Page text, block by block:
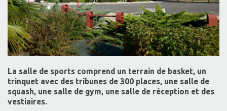
La salle de sports comprend un terrain de basket, un
trinquet avec des tribunes de 300 places, une salle de
squash, une salle de gym, une salle de réception et des
vestiaires.